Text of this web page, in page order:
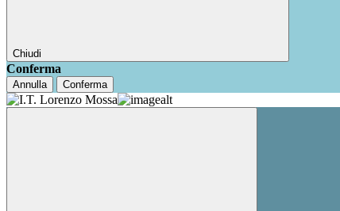
Chiudi
Conferma
Annulla Conferma